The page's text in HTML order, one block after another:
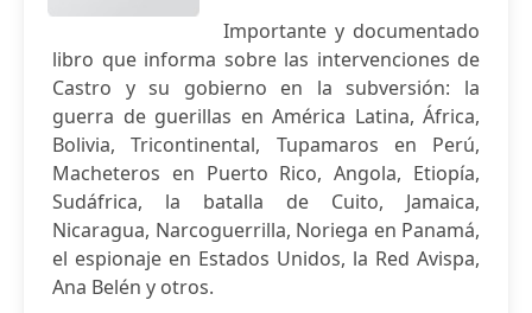
Importante y documentado
libro que informa sobre las intervenciones de
Castro y su gobierno en la subversión: la
guerra de guerillas en América Latina, África,
Bolivia, Tricontinental, Tupamaros en Perú,
Macheteros en Puerto Rico, Angola, Etiopía,
Sudáfrica, la batalla de Cuito, Jamaica,
Nicaragua, Narcoguerrilla, Noriega en Panamá,
el espionaje en Estados Unidos, la Red Avispa,
Ana Belén y otros.